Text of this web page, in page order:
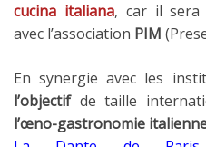
cucina italiana, car il sera
avec l’association PIM
En synergie avec les
l’objectif de taille
l’œno-gastronomie italienne